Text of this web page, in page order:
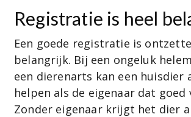
Registratie is heel
Een goede registratie is
belangrijk. Bij een ongeluk
een dierenarts kan een huisdier
helpen als de eigenaar dat goed
Zonder eigenaar krijgt het dier